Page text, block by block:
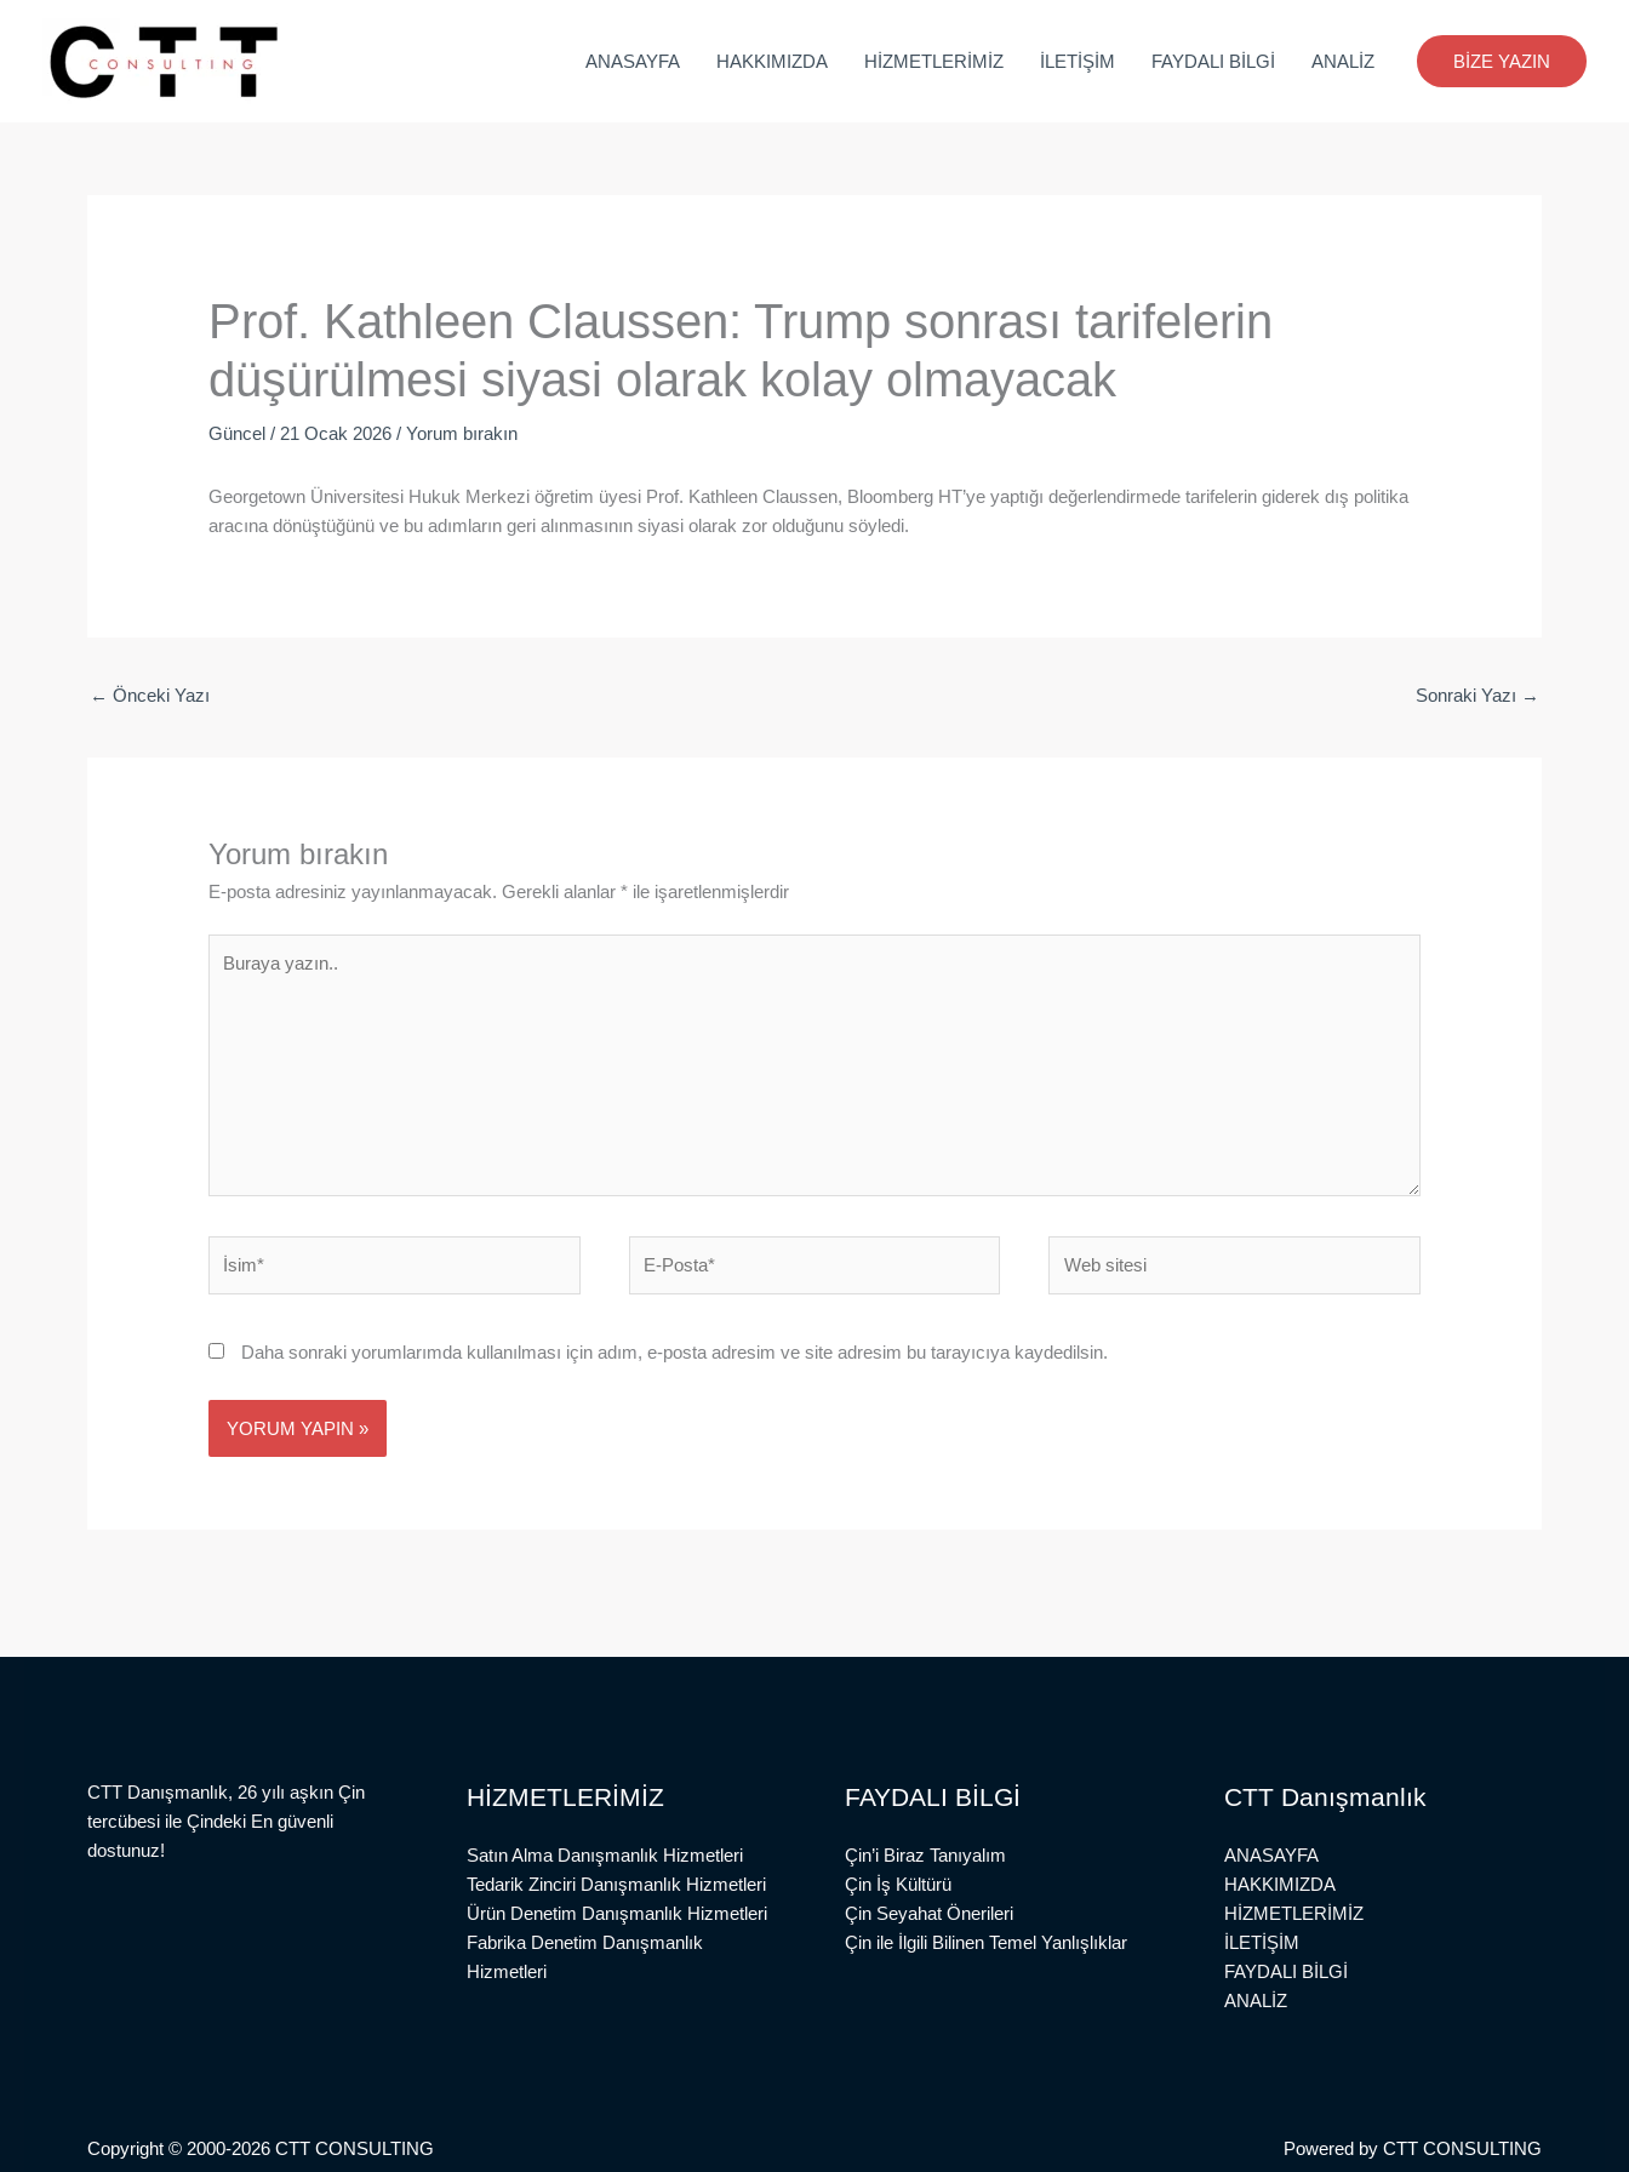
ANASAYFA
HAKKIMIZDA HİZMETLERİMİZ İLETİŞİM FAYDALI BİLGİ ANALİZ BİZE YAZIN
Prof. Kathleen Claussen: Trump sonrası tarifelerin
düşürülmesi siyasi olarak kolay olmayacak
Güncel / 21 Ocak 2026/Yorum bırakın
Georgetown Üniversitesi Hukuk Merkezi öğretim üyesi Prof. Kathleen Claussen, Bloomberg HT’ye yaptığı değerlendirmede tarifelerin giderek dış politika
aracına dönüştüğünü ve bu adımların geri alınmasının siyasi olarak zor olduğunu söyledi.
← Önceki Yazı Sonraki Yazı →
Yorum bırakın
E-posta adresiniz yayınlanmayacak. Gerekli alanlar* ile işaretlenmişlerdir
yazın..
Posta*
sitesi
Daha sonraki yorumlarımda kullanılması için adım, e-posta adresim ve site adresim bu tarayıcıya kaydedilsin.
CTT Danışmanlık, 26 yılı aşkın Çin
tercübesi ile Çindeki En güvenli
dostunuz!
HİZMETLERİMİZ
Satın Alma Danışmanlık Hizmetleri
Tedarik Zinciri Danışmanlık Hizmetleri
Ürün Denetim Danışmanlık Hizmetleri
Fabrika Denetim Danışmanlık
Hizmetleri
FAYDALI BİLGİ
Çin’i Biraz Tanıyalım
Çin İş Kültürü
Çin Seyahat Önerileri
Çin ile İlgili Bilinen Temel Yanlışlıklar
CTT Danışmanlık
ANASAYFA
HAKKIMIZDA
HİZMETLERİMİZ
İLETİŞİM
FAYDALI BİLGİ
ANALİZ
Copyright © 2000-2026 CTT CONSULTING Powered by CTT CONSULTING